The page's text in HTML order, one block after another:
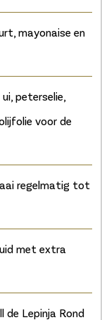
mayonaise en
peterselie,
voor de
regelmatig tot
met extra
de Lepinja Rond